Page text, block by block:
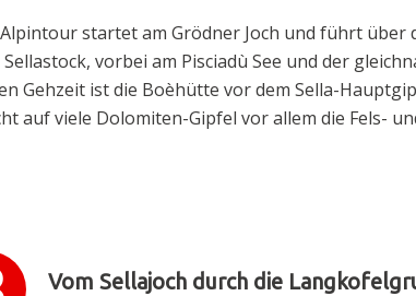
startet am Grödner Joch und führt über
Sellastock, vorbei am Pisciadù See und der
Gehzeit ist die Boèhütte vor dem Sella-
auf viele Dolomiten-Gipfel vor allem die Fels-
Vom Sellajoch durch die